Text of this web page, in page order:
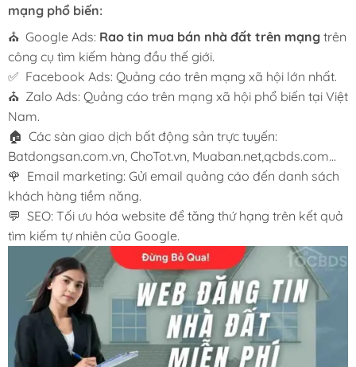
mạng phổ biến:
⛪ Google Ads: Rao tin mua bán nhà đất trên mạng trên
công cụ tìm kiếm hàng đầu thế giới.
✅ Facebook Ads: Quảng cáo trên mạng xã hội lớn nhất.
⛪ Zalo Ads: Quảng cáo trên mạng xã hội phổ biến tại Việt
Nam.
🏠 Các sàn giao dịch bất động sản trực tuyến:
Batdongsan.com.vn, ChoTot.vn, Muaban.net,qcbds.com…
🌹 Email marketing: Gửi email quảng cáo đến danh sách
khách hàng tiềm năng.
💬 SEO: Tối ưu hóa website để tăng thứ hạng trên kết quả
tìm kiếm tự nhiên của Google.